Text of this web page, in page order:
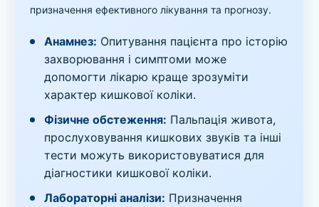
призначення ефективного лікування та прогнозу.
Анамнез: Опитування пацієнта про історію
захворювання і симптоми може
допомогти лікарю краще зрозуміти
характер кишкової коліки.
Фізичне обстеження: Пальпація живота,
прослуховування кишкових звуків та інші
тести можуть використовуватися для
діагностики кишкової коліки.
Лабораторні аналізи: Призначення